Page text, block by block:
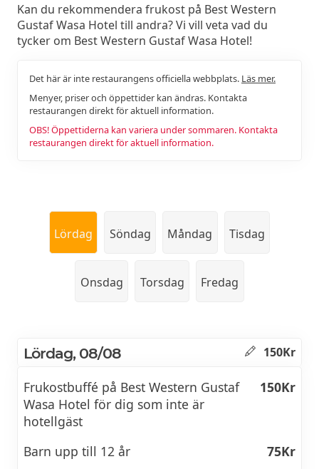
Kan du rekommendera frukost på Best Western
Gustaf Wasa Hotel till andra? Vi vill veta vad du
tycker om Best Western Gustaf Wasa Hotel!
Det här är inte restaurangens officiella webbplats. Läs mer.
Menyer, priser och öppettider kan ändras. Kontakta
restaurangen direkt för aktuell information.
OBS! Öppettiderna kan variera under sommaren. Kontakta
restaurangen direkt för aktuell information.
Lördag Söndag Måndag Tisdag
Onsdag Torsdag Fredag
Lördag, 08/08 150Kr
Frukostbuffé på Best Western Gustaf
Wasa Hotel för dig som inte är
hotellgäst
150Kr
Barn upp till 12 år
75Kr